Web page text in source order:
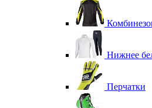
Нижнее
Перчатки